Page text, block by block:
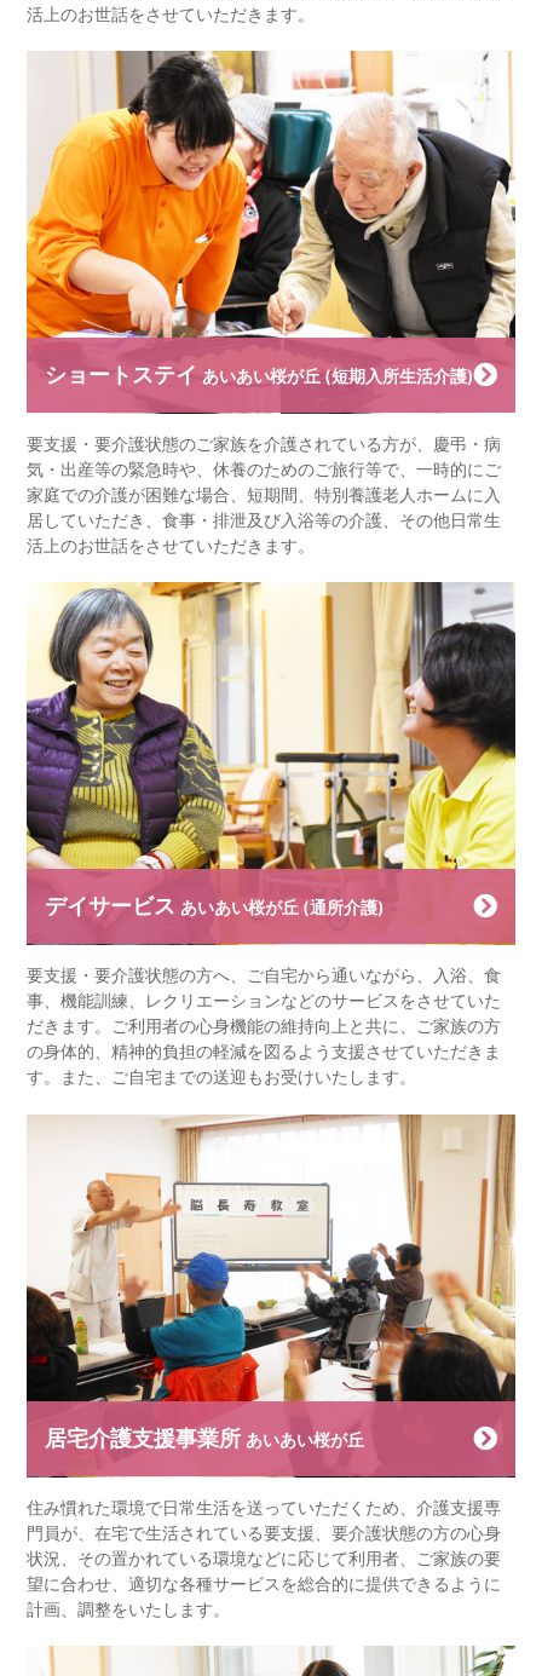
活上のお世話をさせていただきます。
ショートステイあいあい桜が丘 (短期入所生活介護)
要支援・要介護状態のご家族を介護されている方が、慶弔・病
気・出産等の緊急時や、休養のためのご旅行等で、一時的にご
家庭での介護が困難な場合、短期間、特別養護老人ホームに入
居していただき、食事・排泄及び入浴等の介護、その他日常生
活上のお世話をさせていただきます。
デイサービスあいあい桜が丘 (通所介護)
要支援・要介護状態の方へ、ご自宅から通いながら、入浴、食
事、機能訓練、レクリエーションなどのサービスをさせていた
だきます。ご利用者の心身機能の維持向上と共に、ご家族の方
の身体的、精神的負担の軽減を図るよう支援させていただきま
す。また、ご自宅までの送迎もお受けいたします。
居宅介護支援事業所 あいあい桜が丘
住み慣れた環境で日常生活を送っていただくため、介護支援専
門員が、在宅で生活されている要支援、要介護状態の方の心身
状況、その置かれている環境などに応じて利用者、ご家族の要
望に合わせ、適切な各種サービスを総合的に提供できるように
計画、調整をいたします。